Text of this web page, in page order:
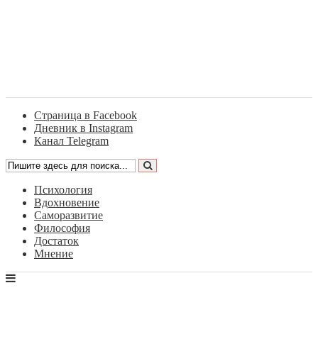
Страница в Facebook
Дневник в Instagram
Канал Telegram
Психология
Вдохновение
Саморазвитие
Философия
Достаток
Мнение